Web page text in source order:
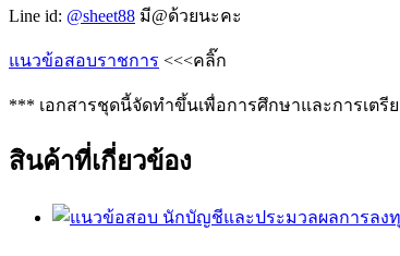
Line id: @sheet88 มี@ด้วยนะคะ
แนวข้อสอบราชการ <<<คลิ๊ก
*** เอกสารชุดนี้จัดทำขึ้นเพื่อการศึกษาและการเตรี
สินค้าที่เกี่ยวข้อง